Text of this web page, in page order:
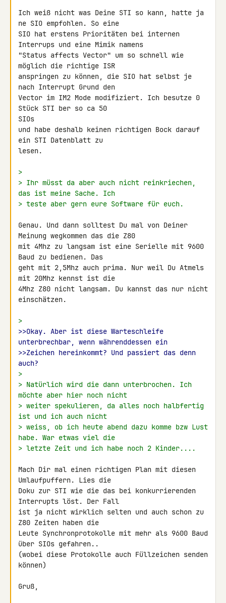
Ich weiß nicht was Deine STI so kann, hatte ja
ne SIO empfohlen. So eine
SIO hat erstens Prioritäten bei internen
Interrups und eine Mimik namens
"Status affects Vector" um so schnell wie
möglich die richtige ISR
anspringen zu können, die SIO hat selbst je
nach Interrupt Grund den
Vector im IM2 Mode modifiziert. Ich besutze 0
Stück STI ber so ca 50
SIOs
und habe deshalb keinen richtigen Bock darauf
ein STI Datenblatt zu
lesen.
>
> Ihr müsst da aber auch nicht reinkriechen,
das ist meine Sache. Ich
> teste aber gern eure Software für euch.
Genau. Und dann solltest Du mal von Deiner
Meinung wegkommen das die Z80
mit 4Mhz zu langsam ist eine Serielle mit 9600
Baud zu bedienen. Das
geht mit 2,5Mhz auch prima. Nur weil Du Atmels
mit 20Mhz kennst ist die
4Mhz Z80 nicht langsam. Du kannst das nur nicht
einschätzen.
>
>>Okay. Aber ist diese Warteschleife
unterbrechbar, wenn währenddessen ein
>>Zeichen hereinkommt? Und passiert das denn
auch?
>
> Natürlich wird die dann unterbrochen. Ich
möchte aber hier noch nicht
> weiter spekulieren, da alles noch halbfertig
ist und ich auch nicht
> weiss, ob ich heute abend dazu komme bzw Lust
habe. War etwas viel die
> letzte Zeit und ich habe noch 2 Kinder....
Mach Dir mal einen richtigen Plan mit diesen
Umlaufpuffern. Lies die
Doku zur STI wie die das bei konkurrierenden
Interrupts löst. Der Fall
ist ja nicht wirklich selten und auch schon zu
Z80 Zeiten haben die
Leute Synchronprotokolle mit mehr als 9600 Baud
über SIOs gefahren..
(wobei diese Protokolle auch Füllzeichen senden
können)
Gruß,